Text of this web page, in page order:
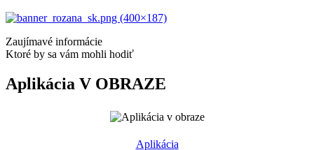
Zaujímavé informácie
Ktoré by sa vám mohli hodiť
Aplikácia V OBRAZE
Aplikácia